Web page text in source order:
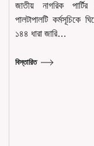
জাতীয় নাগরিক
পালটাপালটি কর্মসূচিকে
১৪৪ ধারা জারি…
বিস্তারিত